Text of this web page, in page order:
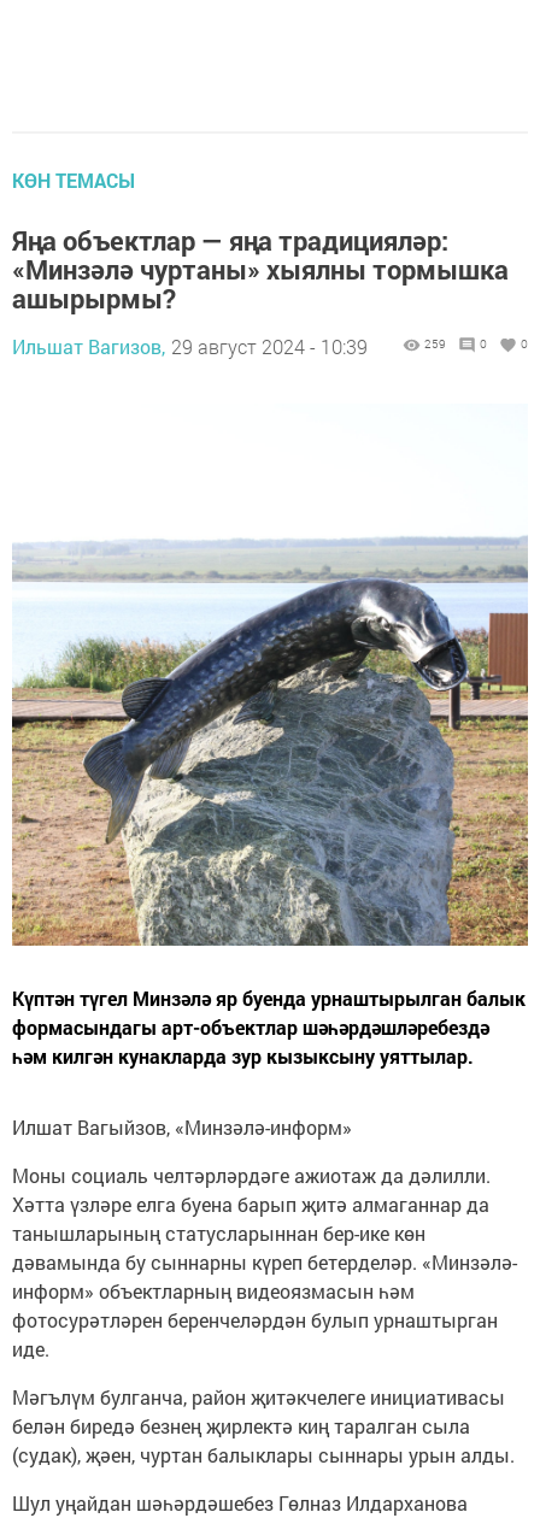
КӨН ТЕМАСЫ
Яңа объектлар — яңа традицияләр:
«Минзәлә чуртаны» хыялны тормышка
ашырырмы?
Ильшат Вагизов, 29 август 2024 - 10:39 259 0 0
Күптән түгел Минзәлә яр буенда урнаштырылган балык
формасындагы арт-объектлар шәһәрдәшләребездә
һәм килгән кунакларда зур кызыксыну уяттылар.
Илшат Вагыйзов, «Минзәлә-информ»
Моны социаль челтәрләрдәге ажиотаж да дәлилли.
Хәтта үзләре елга буена барып җитә алмаганнар да
танышларының статусларыннан бер-ике көн
дәвамында бу сыннарны күреп бетерделәр. «Минзәлә-
информ» объектларның видеоязмасын һәм
фотосурәтләрен беренчеләрдән булып урнаштырган
иде.
Мәгълүм булганча, район җитәкчелеге инициативасы
белән биредә безнең җирлектә киң таралган сыла
(судак), җәен, чуртан балыклары сыннары урын алды.
Шул уңайдан шәһәрдәшебез Гөлназ Илдарханова